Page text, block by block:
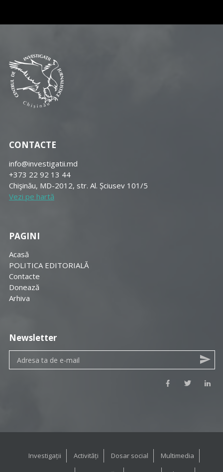
CONTACTE
info@investigatii.md
+373 22 92 13 44
Chişinău, MD-2012, str. Al. Șciusev 101/5
Vezi pe hartă
PAGINI
Acasă
POLITICA EDITORIALĂ
Contacte
Donează
Arhiva
Newsletter
Investigații Activități Dosar social Multimedia